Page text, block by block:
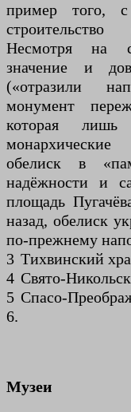
пример того,
Несмотря на
значение и
(«отразили
монумент
которая лишь
обелиск в
надёжности и
площадь
назад, обелиск
по-прежнему
3 Тихвинский
4 Свято-
5 Спасо-
6.
Музеи